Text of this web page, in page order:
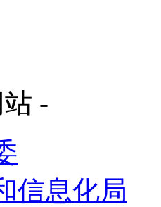
-
信息化局